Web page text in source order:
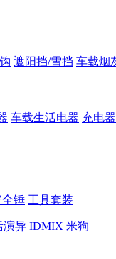
遮阳挡/雪挡 车载烟
车载生活电器 充电
全锤 工具套装
演异 IDMIX 米狗